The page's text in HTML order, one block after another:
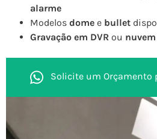
alarme
Modelos dome e bullet
Gravação em DVR ou nuvem
Solicite um Orçamento